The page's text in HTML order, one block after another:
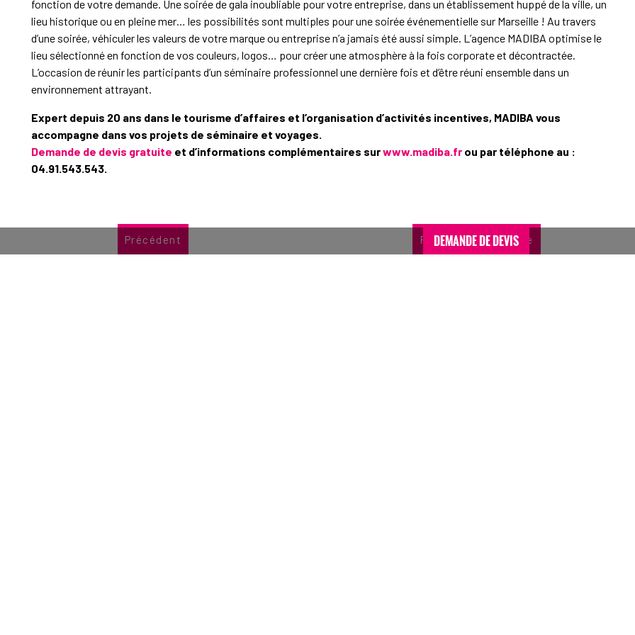
DEMANDE DE DEVIS
fonction de votre demande. Une soirée de gala inoubliable pour votre entreprise, dans un établissement huppé de la ville, un
lieu historique ou en pleine mer… les possibilités sont multiples pour une soirée événementielle sur Marseille ! Au travers
d’une soirée, véhiculer les valeurs de votre marque ou entreprise n’a jamais été aussi simple. L’agence MADIBA optimise le
lieu sélectionné en fonction de vos couleurs, logos… pour créer une atmosphère à la fois corporate et décontractée.
L’occasion de réunir les participants d’un séminaire professionnel une dernière fois et d’être réuni ensemble dans un
environnement attrayant.
Expert depuis 20 ans dans le tourisme d’affaires et l’organisation d’activités incentives, MADIBA vous
accompagne dans vos projets de séminaire et voyages.
Demande de devis gratuite et d’informations complémentaires surwww.madiba.fr ou par téléphone au :
04.91.543.543.
Précédent Retour au sommaire